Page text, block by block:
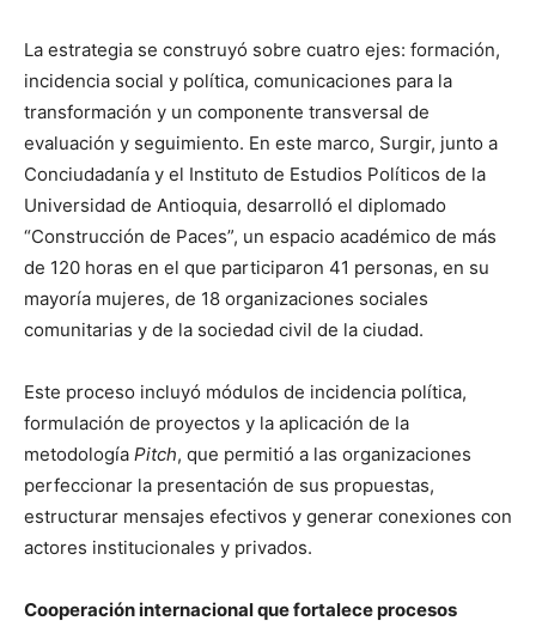
La estrategia se construyó sobre cuatro ejes: formación,
incidencia social y política, comunicaciones para la
transformación y un componente transversal de
evaluación y seguimiento. En este marco, Surgir, junto a
Conciudadanía y el Instituto de Estudios Políticos de la
Universidad de Antioquia, desarrolló el diplomado
“Construcción de Paces”, un espacio académico de más
de 120 horas en el que participaron 41 personas, en su
mayoría mujeres, de 18 organizaciones sociales
comunitarias y de la sociedad civil de la ciudad.
Este proceso incluyó módulos de incidencia política,
formulación de proyectos y la aplicación de la
metodología Pitch, que permitió a las organizaciones
perfeccionar la presentación de sus propuestas,
estructurar mensajes efectivos y generar conexiones con
actores institucionales y privados.
Cooperación internacional que fortalece procesos